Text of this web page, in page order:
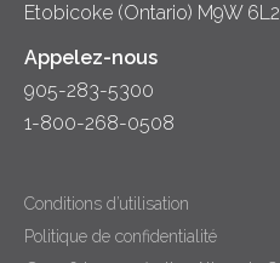
Etobicoke (Ontario) M9W 6L2
Appelez-nous
905-283-5300
1-800-268-0508
Conditions d’utilisation
Politique de confidentialité